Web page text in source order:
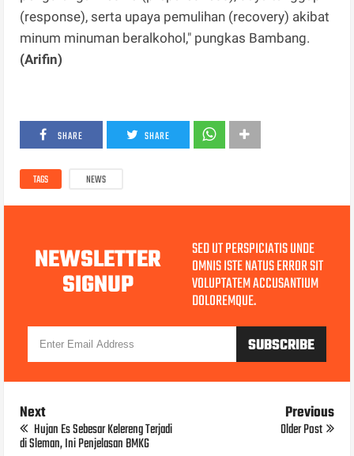
(response), serta upaya pemulihan (recovery) akibat
minum minuman beralkohol," pungkas Bambang.
(Arifin)
SHARE SHARE
TAGS NEWS
NEWSLETTER
SIGNUP
SED UT PERSPICIATIS UNDE
OMNIS ISTE NATUS ERROR SIT
VOLUPTATEM ACCUSANTIUM
DOLOREMQUE.
Next
Hujan Es Sebesar Kelereng Terjadi
di Sleman, Ini Penjelasan BMKG
Previous
Older Post